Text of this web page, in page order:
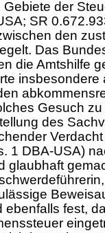
der
SR
den
Das
die Amtshilfe
insbesondere
Gesuch
des
1 DBA-USA)
glaubhaft
fest,